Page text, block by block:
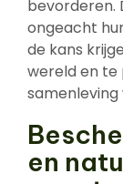
bevorderen.
ongeacht
de kans
wereld en
en